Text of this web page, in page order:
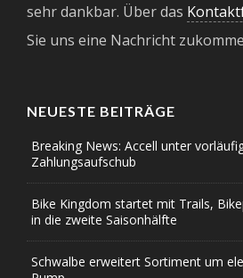
sehr dankbar. Über das
Sie uns eine Nachricht
NEUESTE BEITRÄGE
Breaking News: Accell unter
Zahlungsaufschub
Bike Kingdom startet mit Trails,
in die zweite Saisonhälfte
Schwalbe erweitert Sortiment um